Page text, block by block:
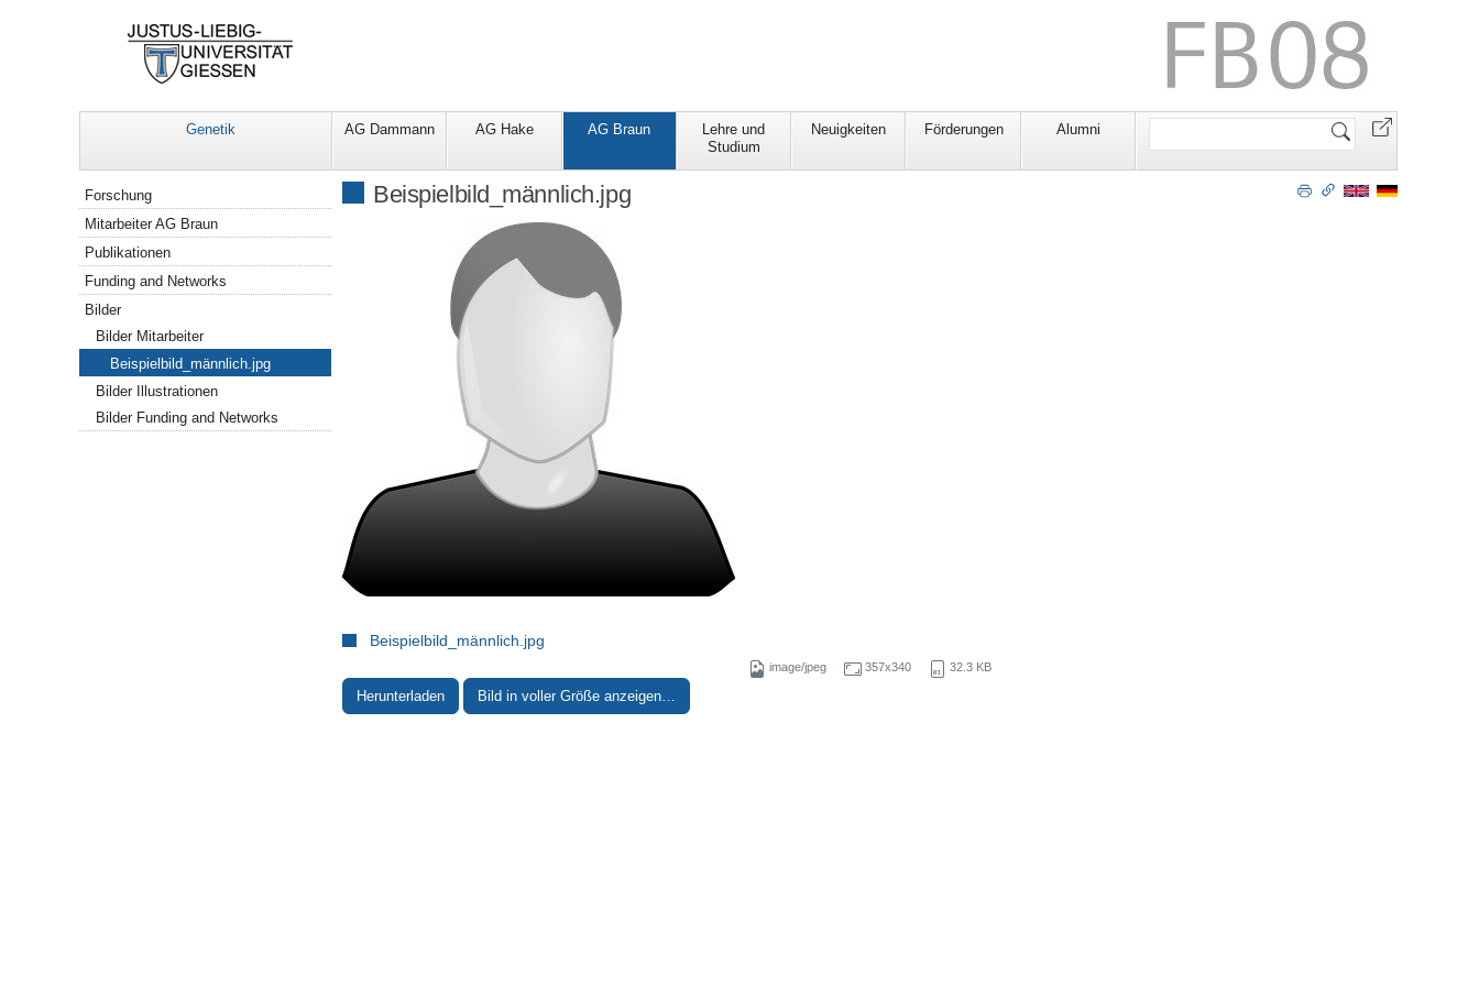
Genetik AG Dammann AG Hake AG Braun
Lehre und
Studium
Neuigkeiten Förderungen Alumni
Website
Beispielbild_männlich.jpg
Beispielbild_männlich.jpg
image/jpeg 357x340 32.3 KB
Herunterladen Bild in voller Größe anzeigen…
Navigation
Forschung
Mitarbeiter AG Braun
Publikationen
Funding and Networks
Bilder
Bilder Mitarbeiter
Beispielbild_männlich.jpg
Bilder Illustrationen
Bilder Funding and Networks